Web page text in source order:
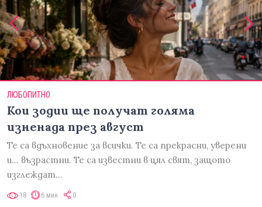
ЛЮБОПИТНО
Кои зодии ще получат голяма
изненада през август
Те са вдъхновение за всички. Те са прекрасни, уверени
и... възрастни. Те са известни в цял свят, защото
изглеждат…
18 6 мин 0